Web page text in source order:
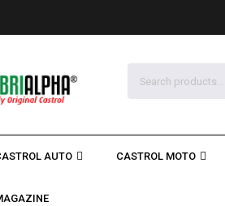
AUTO CASTROL MOTO